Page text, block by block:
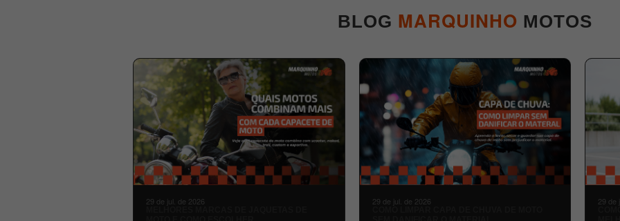
BLOG MARQUINHO MOTOS
29 de jul. de 2026 29 de jul. de 2026 29 de